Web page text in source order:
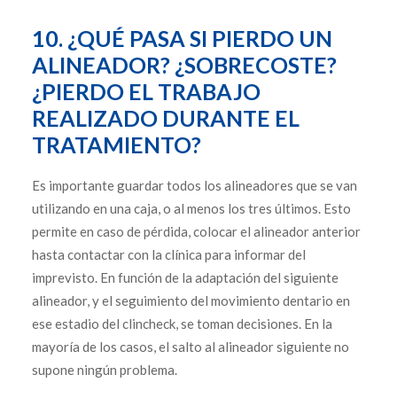
10. ¿QUÉ PASA SI PIERDO UN
ALINEADOR? ¿SOBRECOSTE?
¿PIERDO EL TRABAJO
REALIZADO DURANTE EL
TRATAMIENTO?
Es importante guardar todos los alineadores que se van
utilizando en una caja, o al menos los tres últimos. Esto
permite en caso de pérdida, colocar el alineador anterior
hasta contactar con la clínica para informar del
imprevisto. En función de la adaptación del siguiente
alineador, y el seguimiento del movimiento dentario en
ese estadio del clincheck, se toman decisiones. En la
mayoría de los casos, el salto al alineador siguiente no
supone ningún problema.